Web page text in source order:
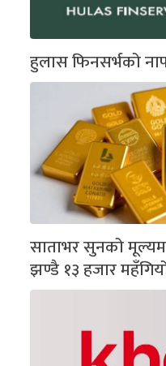
हुलास फिनसर्भको
साताभर सुनको
झण्डै १३ हजार